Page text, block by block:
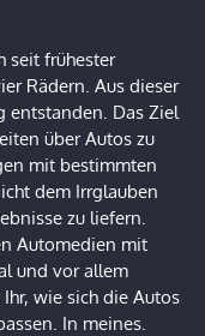
seit frühester
Rädern. Aus dieser
entstanden. Das Ziel
über Autos zu
mit bestimmten
dem Irrglauben
zu liefern.
Automedien mit
und vor allem
wie sich die Autos
In meines.